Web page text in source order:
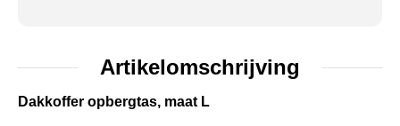
Artikelomschrijving
Dakkoffer opbergtas, maat L